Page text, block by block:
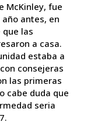
McKinley, fue
antes, en
las
a casa.
estaba a
consejeras
las primeras
cabe duda que
seria